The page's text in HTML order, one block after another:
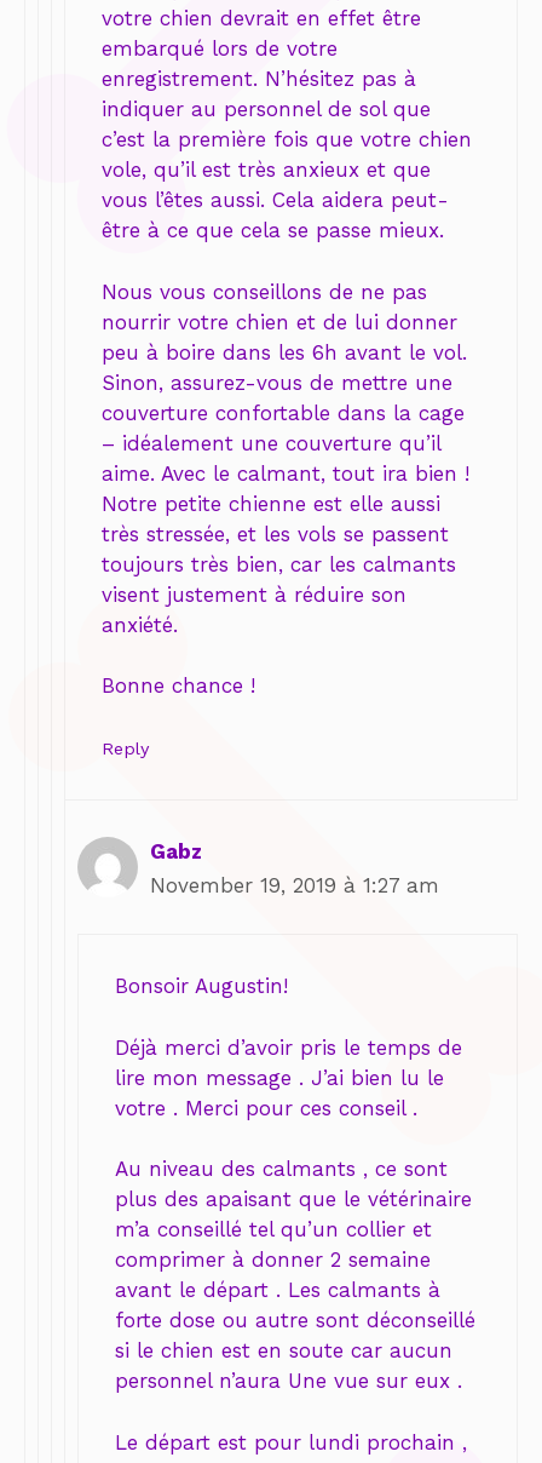
votre chien devrait en effet être
embarqué lors de votre
enregistrement. N’hésitez pas à
indiquer au personnel de sol que
c’est la première fois que votre chien
vole, qu’il est très anxieux et que
vous l’êtes aussi. Cela aidera peut-
être à ce que cela se passe mieux.
Nous vous conseillons de ne pas
nourrir votre chien et de lui donner
peu à boire dans les 6h avant le vol.
Sinon, assurez-vous de mettre une
couverture confortable dans la cage
– idéalement une couverture qu’il
aime. Avec le calmant, tout ira bien !
Notre petite chienne est elle aussi
très stressée, et les vols se passent
toujours très bien, car les calmants
visent justement à réduire son
anxiété.
Bonne chance !
Reply
Gabz
November 19, 2019 à 1:27 am
Bonsoir Augustin!
Déjà merci d’avoir pris le temps de
lire mon message . J’ai bien lu le
votre . Merci pour ces conseil .
Au niveau des calmants , ce sont
plus des apaisant que le vétérinaire
m’a conseillé tel qu’un collier et
comprimer à donner 2 semaine
avant le départ . Les calmants à
forte dose ou autre sont déconseillé
si le chien est en soute car aucun
personnel n’aura Une vue sur eux .
Le départ est pour lundi prochain ,